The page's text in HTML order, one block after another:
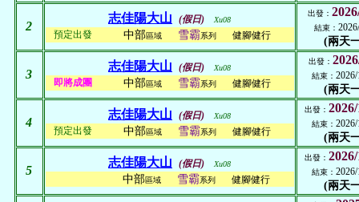
2
志佳陽大山 (假日) Xu08
預定出發 中部區域 雪霸系列 健腳健行
出發：
結束：
(兩天
3
志佳陽大山 (假日) Xu08
即將成團 中部區域 雪霸系列 健腳健行
出發：
結束：
(兩天
4
志佳陽大山 (假日) Xu08
預定出發 中部區域 雪霸系列 健腳健行
出發：
結束：
(兩天
5
志佳陽大山 (假日) Xu08
中部區域 雪霸系列 健腳健行
出發：
結束：
(兩天